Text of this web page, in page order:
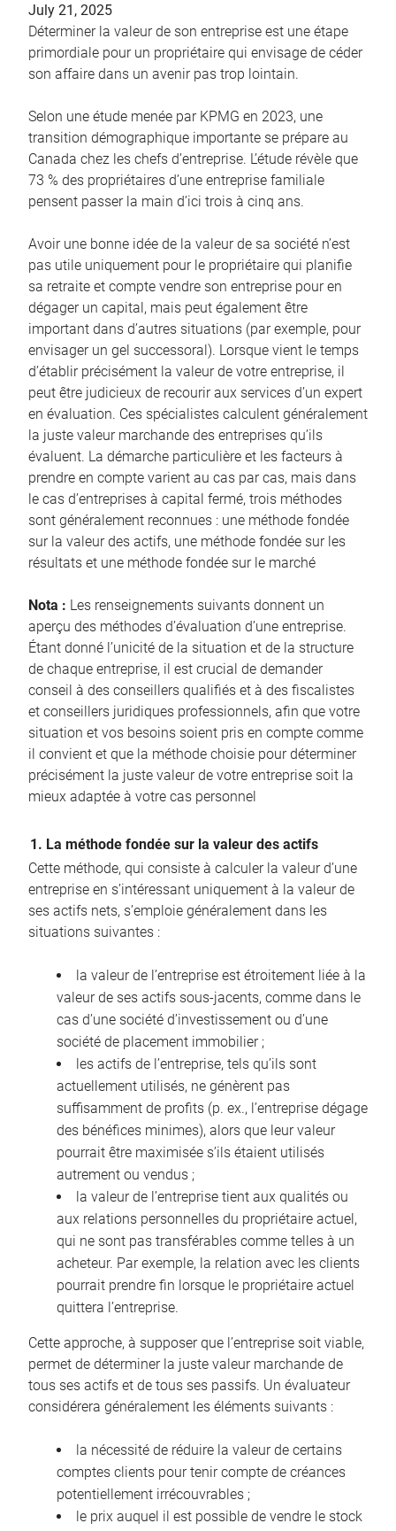
July 21, 2025
Déterminer la valeur de son entreprise est une étape
primordiale pour un propriétaire qui envisage de céder
son affaire dans un avenir pas trop lointain.
Selon une étude menée par KPMG en 2023, une
transition démographique importante se prépare au
Canada chez les chefs d’entreprise. L’étude révèle que
73 % des propriétaires d’une entreprise familiale
pensent passer la main d’ici trois à cinq ans.
Avoir une bonne idée de la valeur de sa société n’est
pas utile uniquement pour le propriétaire qui planifie
sa retraite et compte vendre son entreprise pour en
dégager un capital, mais peut également être
important dans d’autres situations (par exemple, pour
envisager un gel successoral). Lorsque vient le temps
d’établir précisément la valeur de votre entreprise, il
peut être judicieux de recourir aux services d’un expert
en évaluation. Ces spécialistes calculent généralement
la juste valeur marchande des entreprises qu’ils
évaluent. La démarche particulière et les facteurs à
prendre en compte varient au cas par cas, mais dans
le cas d’entreprises à capital fermé, trois méthodes
sont généralement reconnues : une méthode fondée
sur la valeur des actifs, une méthode fondée sur les
résultats et une méthode fondée sur le marché
Nota : Les renseignements suivants donnent un
aperçu des méthodes d’évaluation d’une entreprise.
Étant donné l’unicité de la situation et de la structure
de chaque entreprise, il est crucial de demander
conseil à des conseillers qualifiés et à des fiscalistes
et conseillers juridiques professionnels, afin que votre
situation et vos besoins soient pris en compte comme
il convient et que la méthode choisie pour déterminer
précisément la juste valeur de votre entreprise soit la
mieux adaptée à votre cas personnel
1. La méthode fondée sur la valeur des actifs
Cette méthode, qui consiste à calculer la valeur d’une
entreprise en s’intéressant uniquement à la valeur de
ses actifs nets, s’emploie généralement dans les
situations suivantes :
la valeur de l’entreprise est étroitement liée à la
valeur de ses actifs sous-jacents, comme dans le
cas d’une société d’investissement ou d’une
société de placement immobilier ;
les actifs de l’entreprise, tels qu’ils sont
actuellement utilisés, ne génèrent pas
suffisamment de profits (p. ex., l’entreprise dégage
des bénéfices minimes), alors que leur valeur
pourrait être maximisée s’ils étaient utilisés
autrement ou vendus ;
la valeur de l’entreprise tient aux qualités ou
aux relations personnelles du propriétaire actuel,
qui ne sont pas transférables comme telles à un
acheteur. Par exemple, la relation avec les clients
pourrait prendre fin lorsque le propriétaire actuel
quittera l’entreprise.
Cette approche, à supposer que l’entreprise soit viable,
permet de déterminer la juste valeur marchande de
tous ses actifs et de tous ses passifs. Un évaluateur
considérera généralement les éléments suivants :
la nécessité de réduire la valeur de certains
comptes clients pour tenir compte de créances
potentiellement irrécouvrables ;
le prix auquel il est possible de vendre le stock